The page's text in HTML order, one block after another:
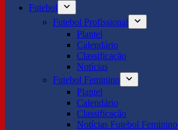
Futebol
Futebol Profissional
Plantel
Calendário
Classificação
Notícias
Futebol Feminino
Plantel
Calendário
Classificação
Notícias Futebol Feminino